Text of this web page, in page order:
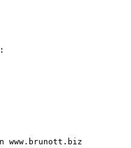
www.brunott.biz